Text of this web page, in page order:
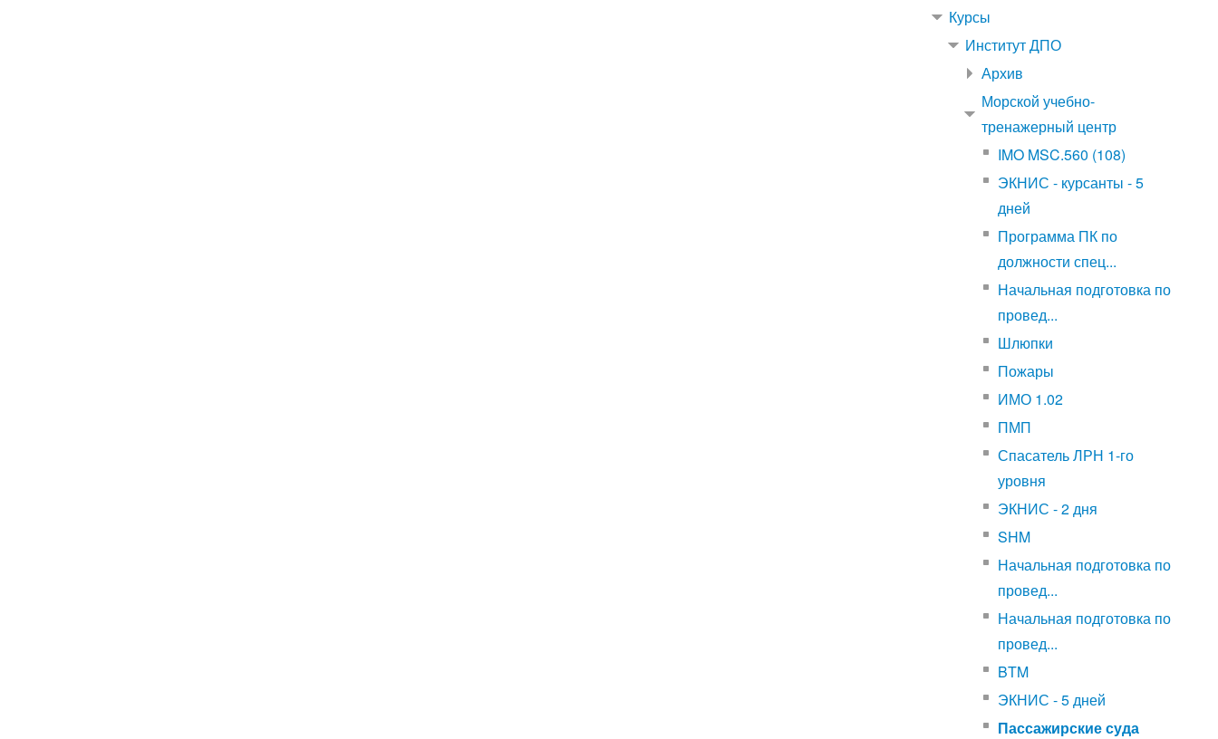
Курсы
Институт ДПО
Архив
Морской учебно-
тренажерный центр
IMO MSC.560 (108)
ЭКНИС - курсанты - 5
дней
Программа ПК по
должности спец...
Начальная подготовка по
провед...
Шлюпки
Пожары
ИМО 1.02
ПМП
Спасатель ЛРН 1-го
уровня
ЭКНИС - 2 дня
SHM
Начальная подготовка по
провед...
Начальная подготовка по
провед...
BTM
ЭКНИС - 5 дней
Пассажирские суда